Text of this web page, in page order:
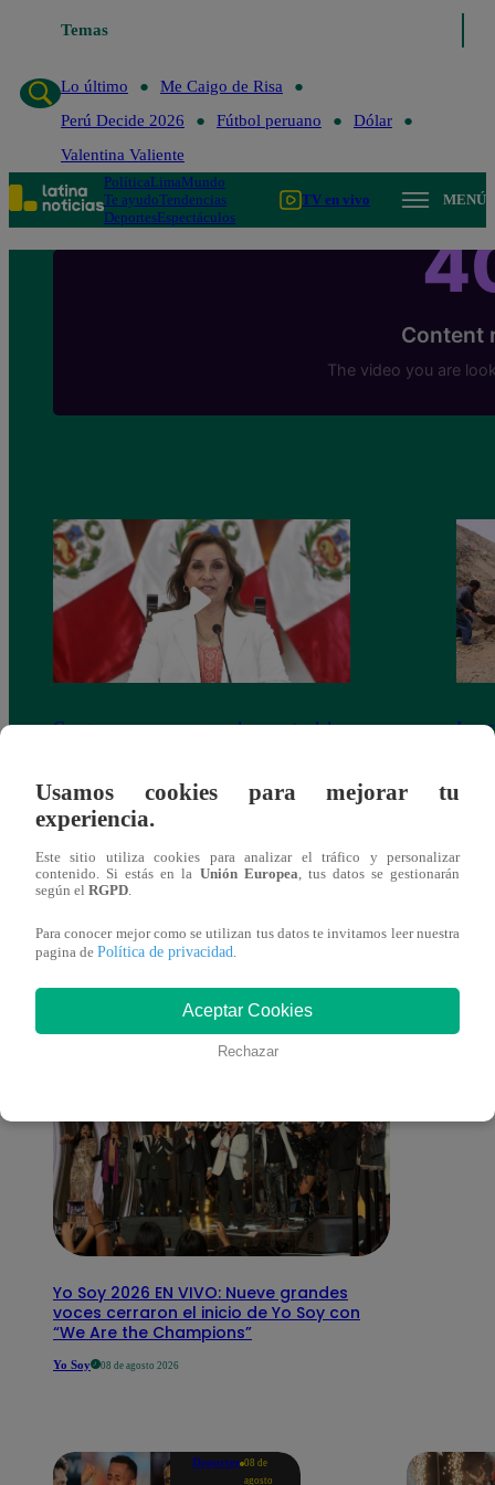
Temas
Lo último
Me Caigo de Risa
Perú Decide 2026
Fútbol peruano
Dólar
Valentina Valiente
PolíticaLimaMundo
Te ayudoTendencias
DeportesEspectáculos
TV en vivo MENÚ
Congreso: proponen que el aumento del
Las
También te puede
interesar
Yo Soy 2026 EN VIVO: Nueve grandes
voces cerraron el inicio de Yo Soy con
“We Are the Champions”
Yo Soy 08 de agosto 2026
Deportes 08 de
agosto
Usamos cookies para mejorar tu
experiencia.
Este sitio utiliza cookies para analizar el tráfico y personalizar
contenido. Si estás en la Unión Europea, tus datos se gestionarán
según el RGPD.
Para conocer mejor como se utilizan tus datos te invitamos leer nuestra
pagina de Política de privacidad.
Aceptar Cookies
Rechazar